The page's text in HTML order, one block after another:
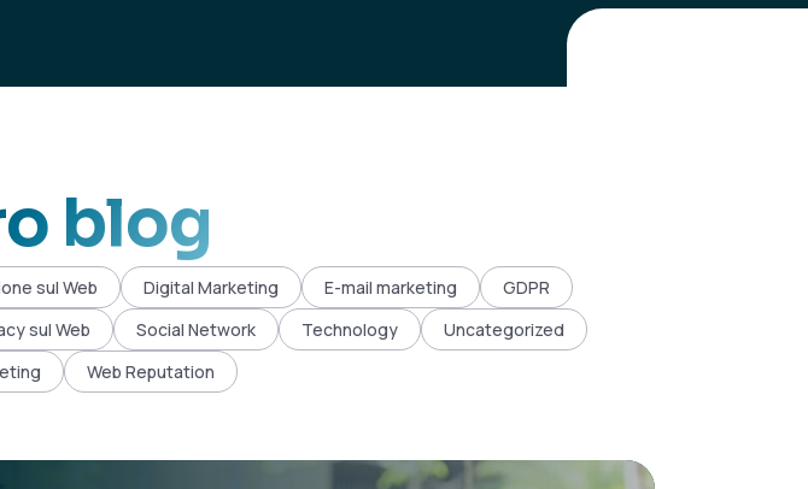
blog
sul Web Digital Marketing E-mail marketing
GDPR
sul Web Social Network Technology
Uncategorized
Web Reputation